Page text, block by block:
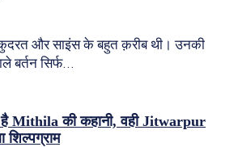
कुदरत और साइंस के बहुत क़रीब थी। उनकी
बर्तन सिर्फ...
है Mithila की कहानी, वही Jitwarpur